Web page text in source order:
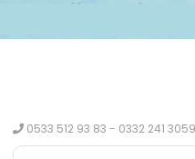
0533 512 93 83 - 0332 241 3059